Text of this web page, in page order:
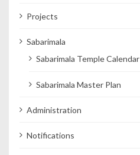
Projects
Sabarimala
Sabarimala Temple Calendar
Sabarimala Master Plan
Administration
Notifications